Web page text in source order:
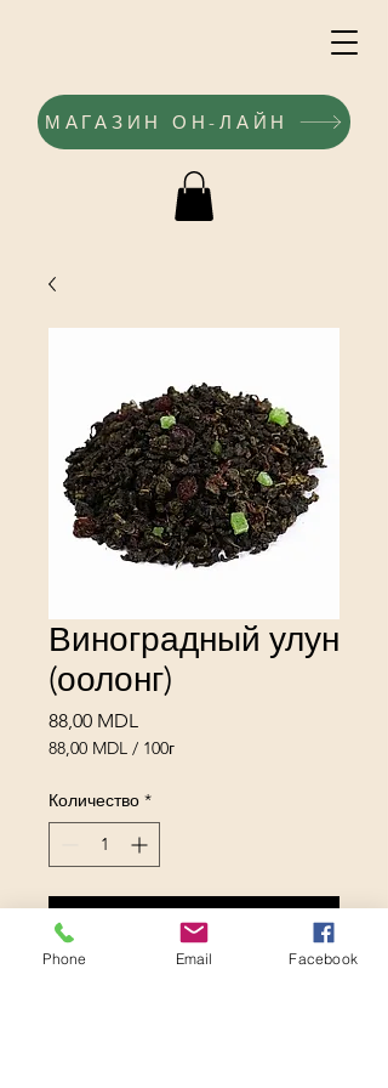
МАГАЗИН ОН-ЛАЙН
Виноградный улун
(оолонг)
88,00 MDL
88,00 MDL / 100г
за
100
Граммы
Количество *
Добавить в корзину
Phone Email Facebook